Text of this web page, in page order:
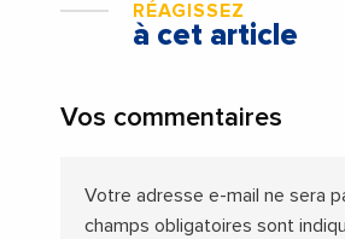
RÉAGISSEZ
à cet article
Vos commentaires
Votre adresse e-mail ne sera
champs obligatoires sont